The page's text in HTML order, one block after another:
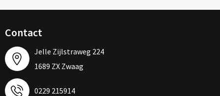
Contact
Jelle Zijlstraweg 224
1689 ZX Zwaag
0229 215914